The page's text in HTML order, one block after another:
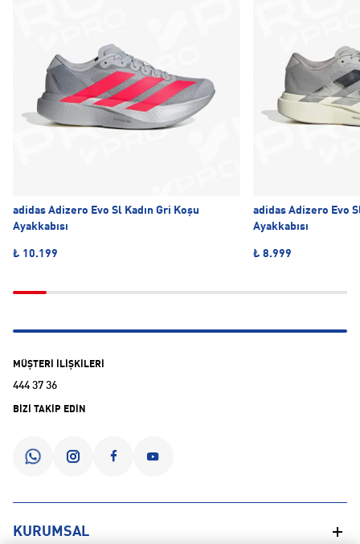
adidas Adizero Evo Sl Kadın Gri Koşu
Ayakkabısı
₺ 10.199
adidas Adizero Evo
Ayakkabısı
₺ 8.999
MÜŞTERİ İLİŞKİLERİ
444 37 36
BİZİ TAKİP EDİN
KURUMSAL